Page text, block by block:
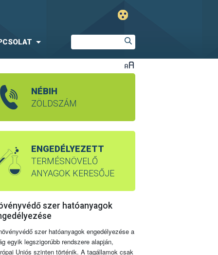
NÉBIH
ZÖLDSZÁM
ENGEDÉLYEZETT
TERMÉSNÖVELŐ
ANYAGOK KERESŐJE
szer hatóanyagok
szer hatóanyagok engedélyezése a
egyik legszigorúbb rendszere alapján,
Uniós szinten történik. A tagállamok csak